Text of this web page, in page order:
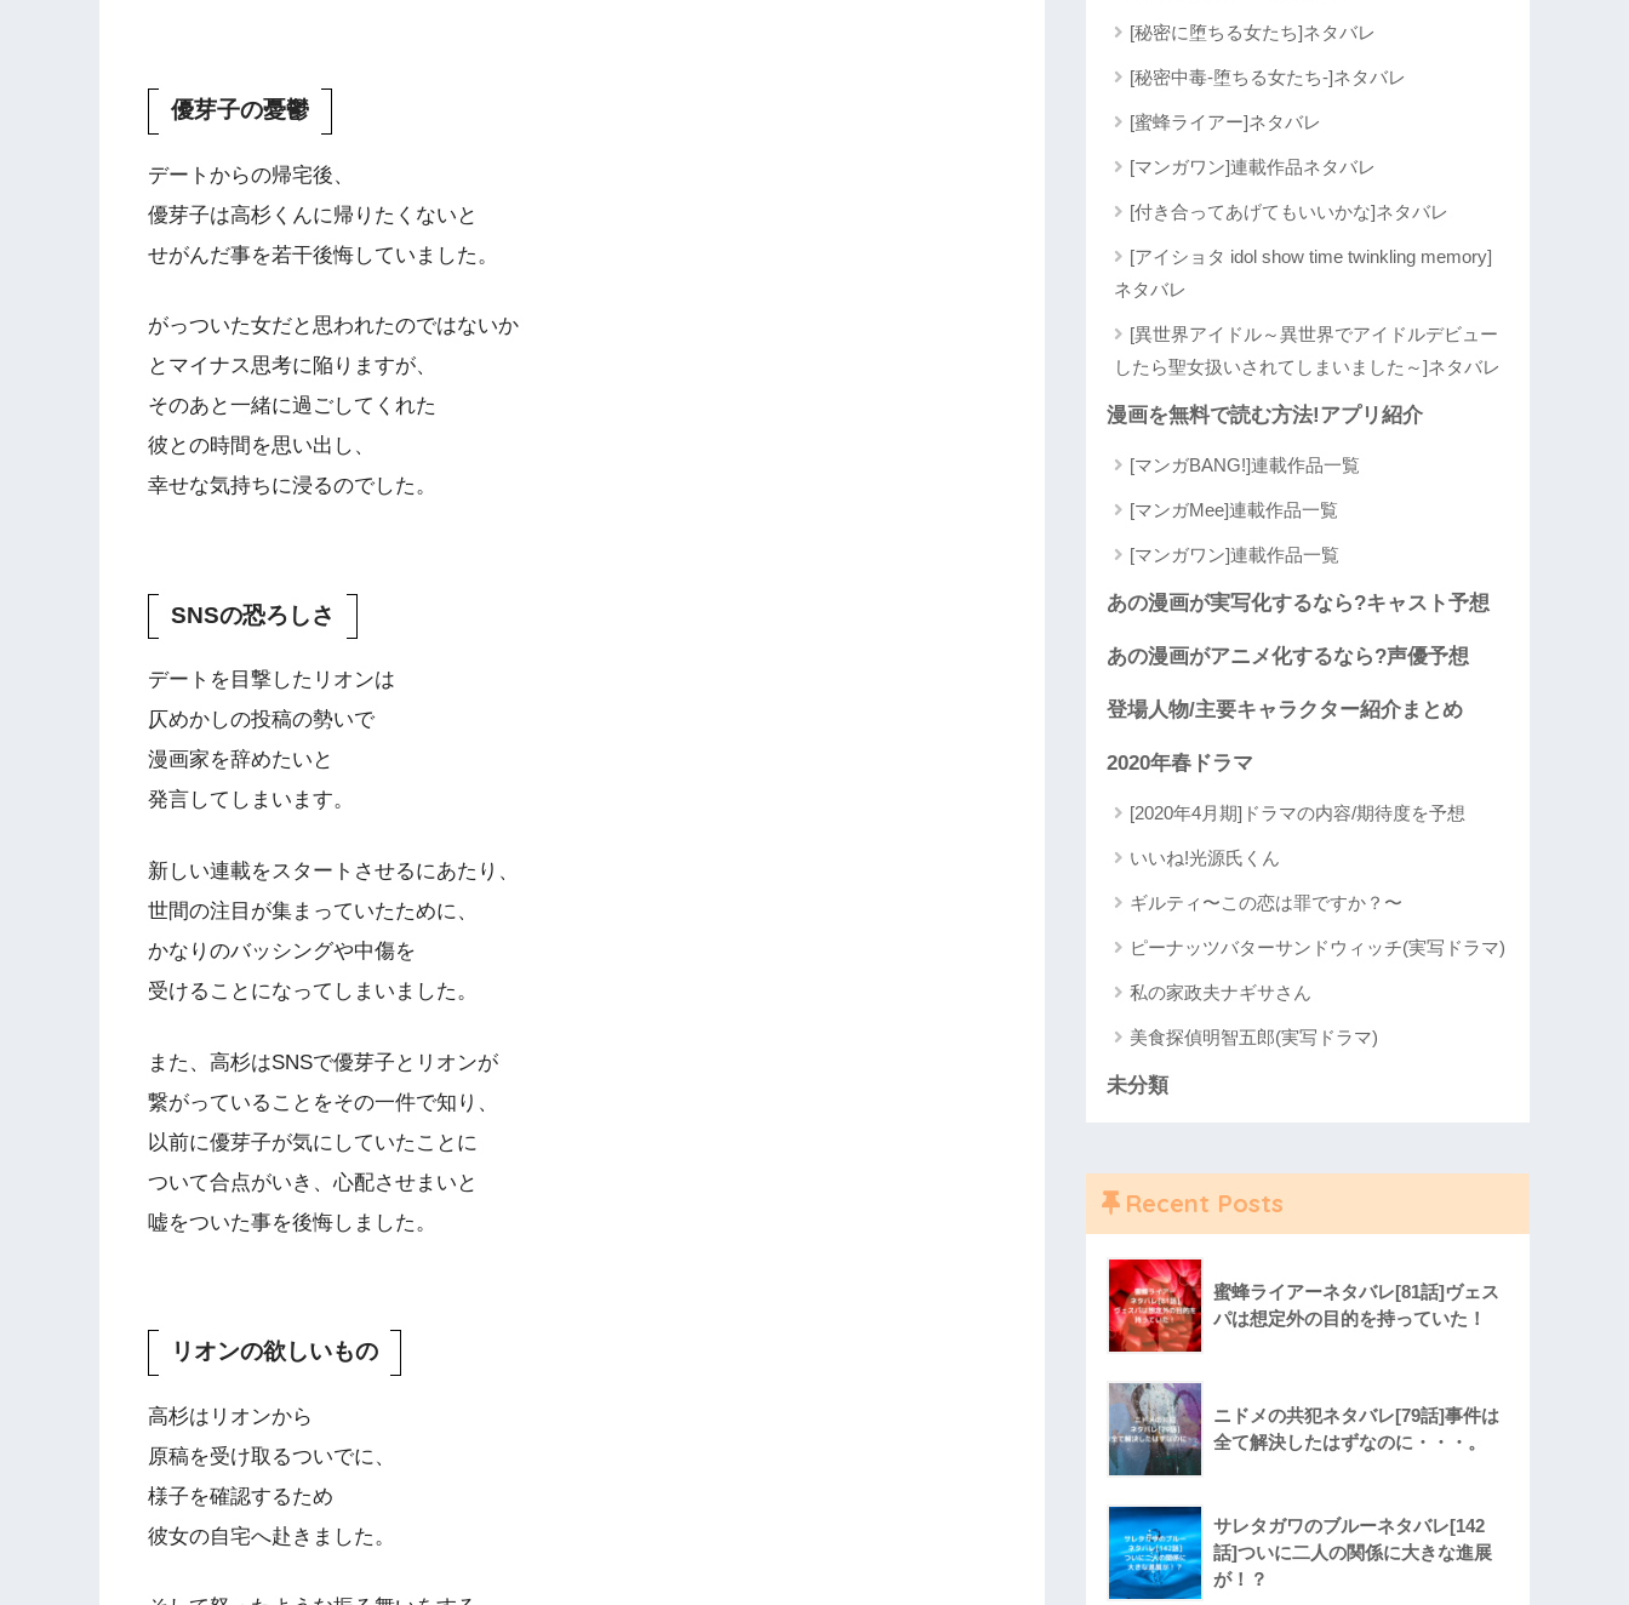
優芽子の憂鬱
デートからの帰宅後、
優芽子は高杉くんに帰りたくないと
せがんだ事を若干後悔していました。
がっついた女だと思われたのではないか
とマイナス思考に陥りますが、
そのあと一緒に過ごしてくれた
彼との時間を思い出し、
幸せな気持ちに浸るのでした。
SNSの恐ろしさ
デートを目撃したリオンは
仄めかしの投稿の勢いで
漫画家を辞めたいと
発言してしまいます。
新しい連載をスタートさせるにあたり、
世間の注目が集まっていたために、
かなりのバッシングや中傷を
受けることになってしまいました。
また、高杉はSNSで優芽子とリオンが
繋がっていることをその一件で知り、
以前に優芽子が気にしていたことに
ついて合点がいき、心配させまいと
嘘をついた事を後悔しました。
リオンの欲しいもの
高杉はリオンから
原稿を受け取るついでに、
様子を確認するため
彼女の自宅へ赴きました。
[秘密に堕ちる女たち]ネタバレ
[秘密中毒-堕ちる女たち-]ネタバレ
[蜜蜂ライアー]ネタバレ
[マンガワン]連載作品ネタバレ
[付き合ってあげてもいいかな]ネタバレ
[アイショタ idol show time twinkling memory]
ネタバレ
[異世界アイドル～異世界でアイドルデビュー
したら聖女扱いされてしまいました～]ネタバレ
漫画を無料で読む方法!アプリ紹介
[マンガBANG!]連載作品一覧
[マンガMee]連載作品一覧
[マンガワン]連載作品一覧
あの漫画が実写化するなら?キャスト予想
あの漫画がアニメ化するなら?声優予想
登場人物/主要キャラクター紹介まとめ
2020年春ドラマ
[2020年4月期]ドラマの内容/期待度を予想
いいね!光源氏くん
ギルティ〜この恋は罪ですか？〜
ピーナッツバターサンドウィッチ(実写ドラマ)
私の家政夫ナギサさん
美食探偵明智五郎(実写ドラマ)
未分類
Recent Posts
蜜蜂ライアーネタバレ[81話]ヴェス
パは想定外の目的を持っていた！
ニドメの共犯ネタバレ[79話]事件は
全て解決したはずなのに・・・。
サレタガワのブルーネタバレ[142
話]ついに二人の関係に大きな進展
が！？